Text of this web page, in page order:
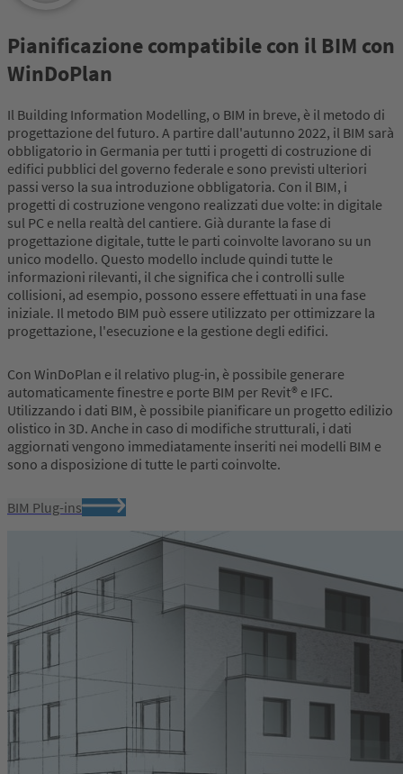
Pianificazione compatibile con il BIM con
WinDoPlan
Il Building Information Modelling, o BIM in breve, è il metodo di
progettazione del futuro. A partire dall'autunno 2022, il BIM sarà
obbligatorio in Germania per tutti i progetti di costruzione di
edifici pubblici del governo federale e sono previsti ulteriori
passi verso la sua introduzione obbligatoria. Con il BIM, i
progetti di costruzione vengono realizzati due volte: in digitale
sul PC e nella realtà del cantiere. Già durante la fase di
progettazione digitale, tutte le parti coinvolte lavorano su un
unico modello. Questo modello include quindi tutte le
informazioni rilevanti, il che significa che i controlli sulle
collisioni, ad esempio, possono essere effettuati in una fase
iniziale. Il metodo BIM può essere utilizzato per ottimizzare la
progettazione, l'esecuzione e la gestione degli edifici.
Con WinDoPlan e il relativo plug-in, è possibile generare
automaticamente finestre e porte BIM per Revit® e IFC.
Utilizzando i dati BIM, è possibile pianificare un progetto edilizio
olistico in 3D. Anche in caso di modifiche strutturali, i dati
aggiornati vengono immediatamente inseriti nei modelli BIM e
sono a disposizione di tutte le parti coinvolte.
BIM Plug-ins